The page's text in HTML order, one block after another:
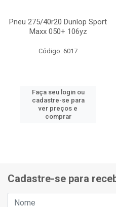
Pneu 275/40r20 Dunlop Sport
Maxx 050+ 106yz
Código: 6017
Faça seu login ou
cadastre-se para
ver preços e
comprar
Cadastre-se para